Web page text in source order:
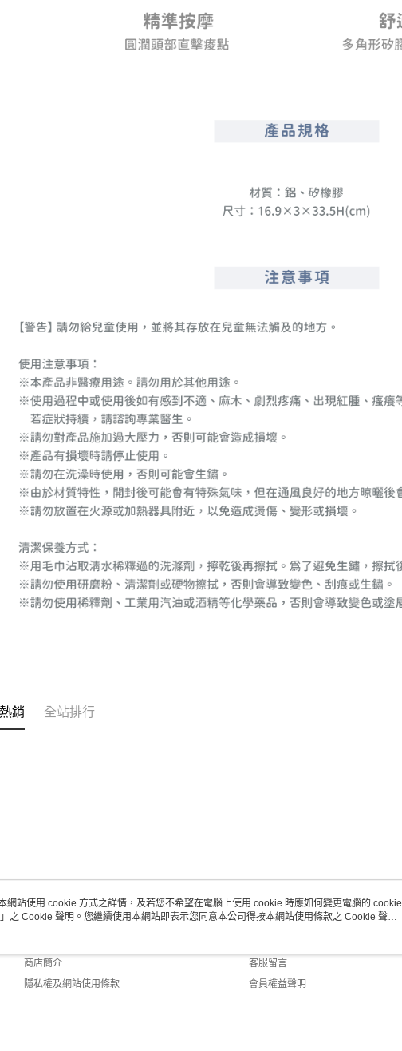
銷 全站排行
關於我們
商店簡介
隱私權及網站使用條款
客服資訊
客服留言
會員權益聲明
網站使用 cookie 方式之詳情，及若您不希望在電腦上使用 cookie 時應如何變更電腦的 cookie
」之 Cookie 聲明。您繼續使用本網站即表示您同意本公司得按本網站使用條款之 Cookie 聲明